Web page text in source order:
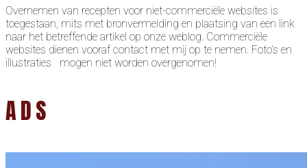
Overnemen van recepten voor niet-commerciële websites is
toegestaan, mits met bronvermelding en plaatsing van een link
naar het betreffende artikel op onze weblog. Commerciële
websites dienen vooraf contact met mij op te nemen. Foto’s en
illustraties mogen niet worden overgenomen!
ADS